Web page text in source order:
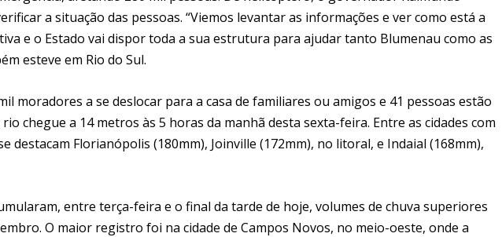
a situação das pessoas. “Viemos levantar as informações e ver como está a
e o Estado vai dispor toda a sua estrutura para ajudar tanto Blumenau como as
esteve em Rio do Sul.
moradores a se deslocar para a casa de familiares ou amigos e 41 pessoas estão
chegue a 14 metros às 5 horas da manhã desta sexta-feira. Entre as cidades com
destacam Florianópolis (180mm), Joinville (172mm), no litoral, e Indaial (168mm),
entre terça-feira e o final da tarde de hoje, volumes de chuva superiores
O maior registro foi na cidade de Campos Novos, no meio-oeste, onde a